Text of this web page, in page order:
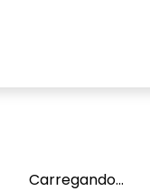
Carregando…